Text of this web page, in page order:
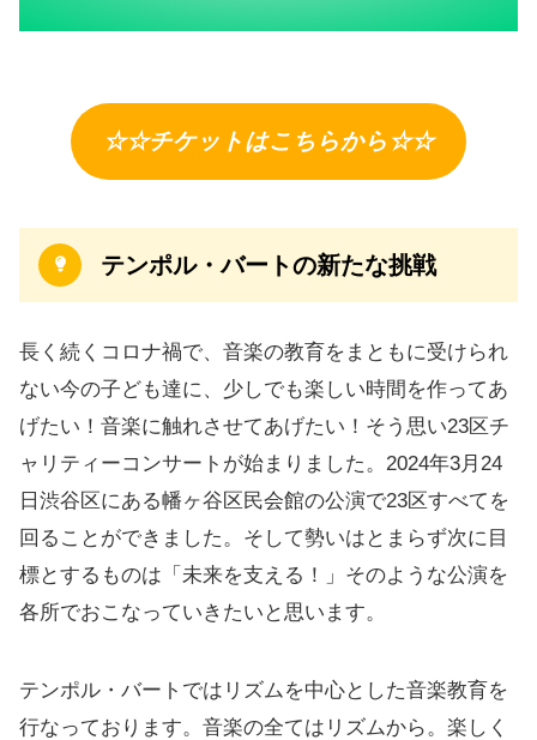
☆☆チケットはこちらから☆☆
テンポル・バートの新たな挑戦
長く続くコロナ禍で、音楽の教育をまともに受けられ
ない今の子ども達に、少しでも楽しい時間を作ってあ
げたい！音楽に触れさせてあげたい！そう思い23区チ
ャリティーコンサートが始まりました。2024年3月24
日渋谷区にある幡ヶ谷区民会館の公演で23区すべてを
回ることができました。そして勢いはとまらず次に目
標とするものは「未来を支える！」そのような公演を
各所でおこなっていきたいと思います。
テンポル・バートではリズムを中心とした音楽教育を
行なっております。音楽の全てはリズムから。楽しく